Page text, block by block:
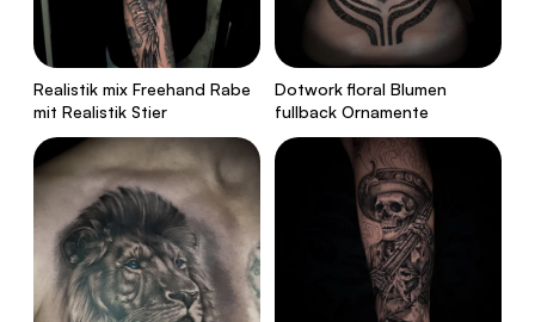
Realistik mix Freehand Rabe
mit Realistik Stier
Dotwork floral Blumen
fullback Ornamente